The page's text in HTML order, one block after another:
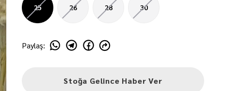
25 26 28 30
Paylaş:
Stoğa Gelince Haber Ver